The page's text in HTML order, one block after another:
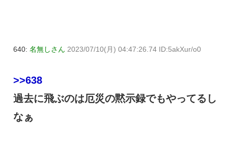
640: 名無しさん 2023/07/10(月) 04:47:26.74 ID:5akXur/o0
>>638
過去に飛ぶのは厄災の黙示録でもやってるし
なぁ